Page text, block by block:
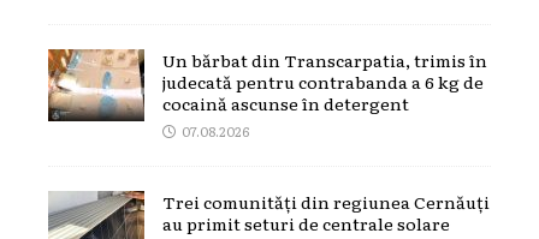
Un bărbat din Transcarpatia, trimis în
judecată pentru contrabanda a 6 kg de
cocaină ascunse în detergent
07.08.2026
Trei comunități din regiunea Cernăuți
au primit seturi de centrale solare